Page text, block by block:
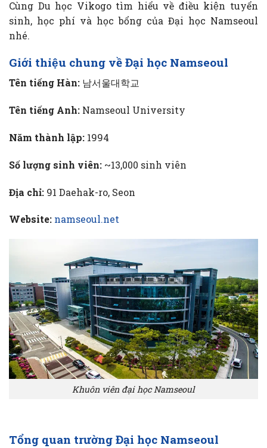
Cùng Du học Vikogo tìm hiểu về điều kiện tuyển
sinh, học phí và học bổng của Đại học Namseoul
nhé.
Giới thiệu chung về Đại học Namseoul
Tên tiếng Hàn: 남서울대학교
Tên tiếng Anh: Namseoul University
Năm thành lập: 1994
Số lượng sinh viên: ~13,000 sinh viên
Địa chỉ: 91 Daehak-ro, Seon
Website: namseoul.net
Khuôn viên đại học Namseoul
Tổng quan trường Đại học Namseoul